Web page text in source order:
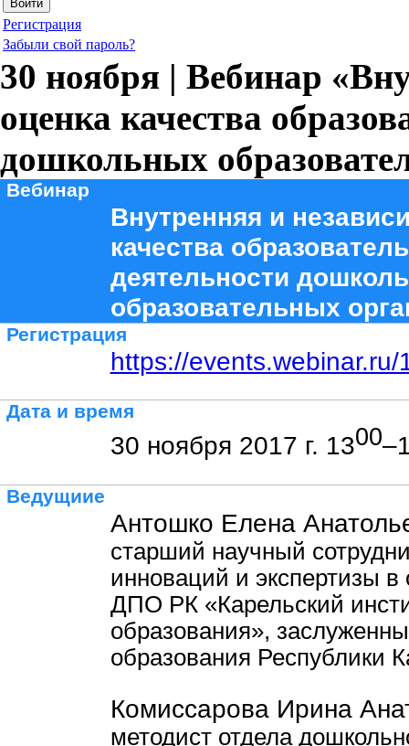
Регистрация
Забыли свой пароль?
30 ноября | Вебинар
оценка качества
дошкольных
Вебинар
Внутренняя и
качества
деятельности
образовательных
Регистрация
https://
Дата и время
30 ноября 2017 г. 1300
Ведущиие
Антошко Елена
старший научный
инноваций и экспертизы
ДПО РК «Карельский
образования»,
образования Республики
Комиссарова Ирина
методист отдела